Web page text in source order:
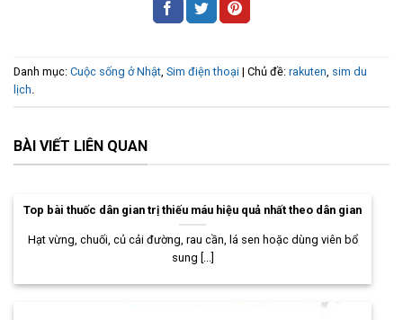
Danh mục: Cuộc sống ở Nhật, Sim điện thoại | Chủ đề: rakuten, sim du
lịch.
BÀI VIẾT LIÊN QUAN
Top bài thuốc dân gian trị thiếu máu hiệu quả nhất theo dân gian
Hạt vừng, chuối, củ cải đường, rau cần, lá sen hoặc dùng viên bổ
sung [...]